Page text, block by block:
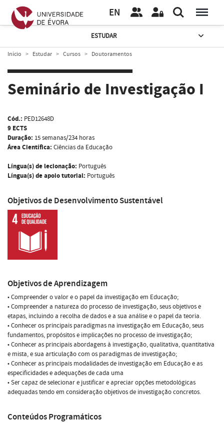
EN
ESTUDAR
Início Estudar Cursos Doutoramentos
Seminário de Investigação I
Cód.: PED12648D
9 ECTS
Duração: 15 semanas/234 horas
Área Científica: Ciências da Educação
Língua(s) de lecionação: Português
Língua(s) de apoio tutorial: Português
Objetivos de Desenvolvimento Sustentável
Objetivos de Aprendizagem
• Compreender o valor e o papel da investigação em Educação;
• Compreender a natureza do processo de investigação, seus objetivos e
etapas, incluindo a recolha de dados e a sua análise e o papel da teoria.
• Conhecer os principais paradigmas na investigação em Educação, seus
fundamentos, propósitos e implicações no processo de investigação;
• Conhecer as principais abordagens à investigação, qualitativa, quantitativa
e mista, e sua articulação com os paradigmas de investigação;
• Conhecer as principais modalidades de investigação em Educação e as
especificidades e adequações de cada uma
• Ser capaz de selecionar e justificar e apreciar opções metodológicas
adequadas tendo em consideração objetivos de investigação concretos.
Conteúdos Programáticos